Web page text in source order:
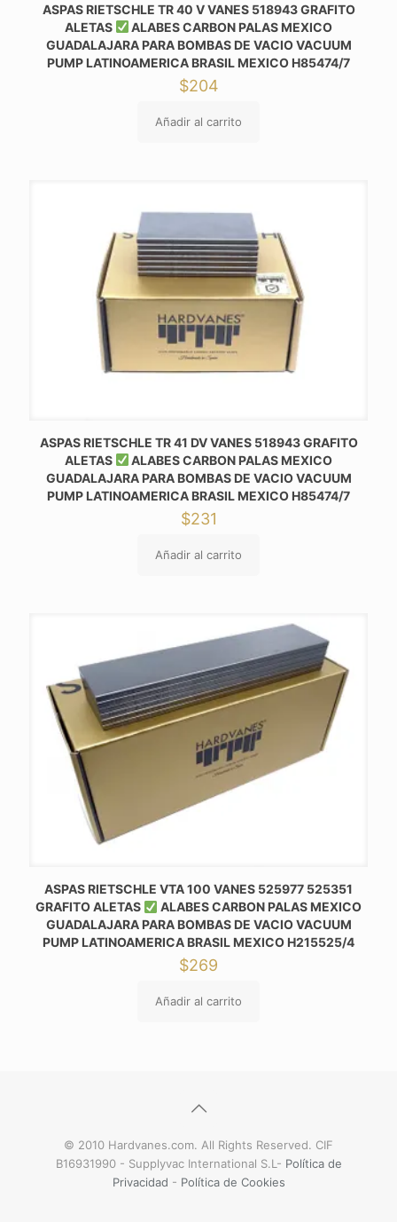
ASPAS RIETSCHLE TR 40 V VANES 518943 GRAFITO
ALETAS
ALABES CARBON PALAS MEXICO
GUADALAJARA PARA BOMBAS DE VACIO VACUUM
PUMP LATINOAMERICA BRASIL MEXICO H85474/7
$204
Añadir al carrito
ASPAS RIETSCHLE TR 41 DV VANES 518943 GRAFITO
ALETAS
ALABES CARBON PALAS MEXICO
GUADALAJARA PARA BOMBAS DE VACIO VACUUM
PUMP LATINOAMERICA BRASIL MEXICO H85474/7
$231
Añadir al carrito
ASPAS RIETSCHLE VTA 100 VANES 525977 525351
GRAFITO ALETAS
ALABES CARBON PALAS MEXICO
GUADALAJARA PARA BOMBAS DE VACIO VACUUM
PUMP LATINOAMERICA BRASIL MEXICO H215525/4
$269
Añadir al carrito
© 2010 Hardvanes.com. All Rights Reserved. CIF
B16931990 - Supplyvac International S.L- Política de
Privacidad - Política de Cookies